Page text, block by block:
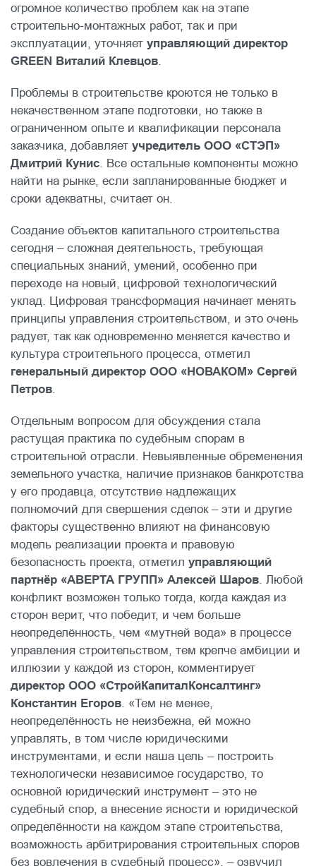
огромное количество проблем как на этапе
строительно-монтажных работ, так и при
эксплуатации, уточняет управляющий директор
GREEN Виталий Клевцов.
Проблемы в строительстве кроются не только в
некачественном этапе подготовки, но также в
ограниченном опыте и квалификации персонала
заказчика, добавляет учредитель ООО «СТЭП»
Дмитрий Кунис. Все остальные компоненты можно
найти на рынке, если запланированные бюджет и
сроки адекватны, считает он.
Создание объектов капитального строительства
сегодня – сложная деятельность, требующая
специальных знаний, умений, особенно при
переходе на новый, цифровой технологический
уклад. Цифровая трансформация начинает менять
принципы управления строительством, и это очень
радует, так как одновременно меняется качество и
культура строительного процесса, отметил
генеральный директор ООО «НОВАКОМ» Сергей
Петров.
Отдельным вопросом для обсуждения стала
растущая практика по судебным спорам в
строительной отрасли. Невыявленные обременения
земельного участка, наличие признаков банкротства
у его продавца, отсутствие надлежащих
полномочий для свершения сделок – эти и другие
факторы существенно влияют на финансовую
модель реализации проекта и правовую
безопасность проекта, отметил управляющий
партнёр «АВЕРТА ГРУПП» Алексей Шаров. Любой
конфликт возможен только тогда, когда каждая из
сторон верит, что победит, и чем больше
неопределённость, чем «мутней вода» в процессе
управления строительством, тем крепче амбиции и
иллюзии у каждой из сторон, комментирует
директор ООО «СтройКапиталКонсалтинг»
Константин Егоров. «Тем не менее,
неопределённость не неизбежна, ей можно
управлять, в том числе юридическими
инструментами, и если наша цель – построить
технологически независимое государство, то
основной юридический инструмент – это не
судебный спор, а внесение ясности и юридической
определённости на каждом этапе строительства,
возможность арбитрирования строительных споров
без вовлечения в судебный процесс», – озвучил